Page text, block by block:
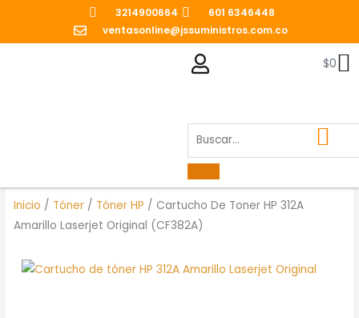
3214900664
601 6346448
ventasonline@jssuministros.com.co
$0
Inicio / Tóner / Tóner HP / Cartucho De Toner HP 312A
Amarillo Laserjet Original (CF382A)